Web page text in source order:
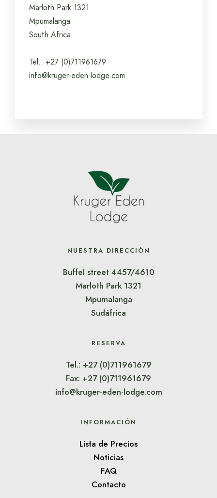
Marloth Park 1321
Mpumalanga
South Africa
Tel.: +27 (0)711961679
info@kruger-eden-lodge.com
NUESTRA DIRECCIÓN
Buffel street 4457/4610
Marloth Park 1321
Mpumalanga
Sudáfrica
RESERVA
Tel.: +27 (0)711961679
Fax: +27 (0)711961679
info@kruger-eden-lodge.com
INFORMACIÓN
Lista de Precios
Noticias
FAQ
Contacto